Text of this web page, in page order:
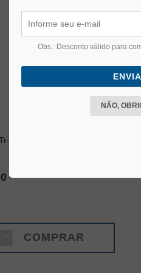
415 Para Pneus Sem
COMPRAR
Obs.: Desconto válido para
NÃO,